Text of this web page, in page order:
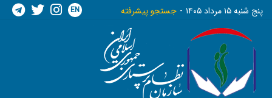
پنج شنبه ١٥ مرداد ١٤٠٥ جستجو پیشرفته EN